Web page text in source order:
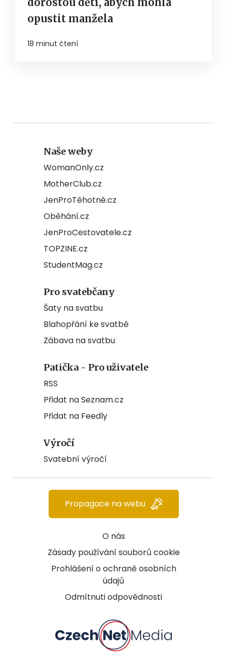
opustit manžela
18 minut čtení
Naše weby
WomanOnly.cz
MotherClub.cz
JenProTěhotné.cz
Oběhání.cz
JenProCestovatele.cz
TOPZINE.cz
StudentMag.cz
Pro svatebčany
Šaty na svatbu
Blahopřání ke svatbě
Zábava na svatbu
Patička - Pro uživatele
RSS
Přidat na Seznam.cz
Přidat na Feedly
Výročí
Svatební výročí
O nás
Zásady používání souborů cookie
Prohlášení o ochraně osobních
údajů
Odmítnuti odpovědnosti
Propagace na webu